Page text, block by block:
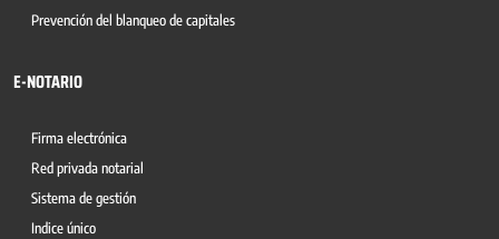
Prevención del blanqueo de capitales
E-NOTARIO
Firma electrónica
Red privada notarial
Sistema de gestión
Indice único